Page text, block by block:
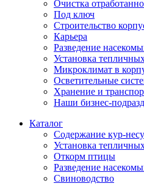
Очистка
Под ключ
Строительство
Карьера
Разведение
Установка
Микроклимат в
Осветительные
Хранение и
Наши бизнес-
Каталог
Содержание кур-
Установка
Откорм птицы
Разведение
Свиноводство